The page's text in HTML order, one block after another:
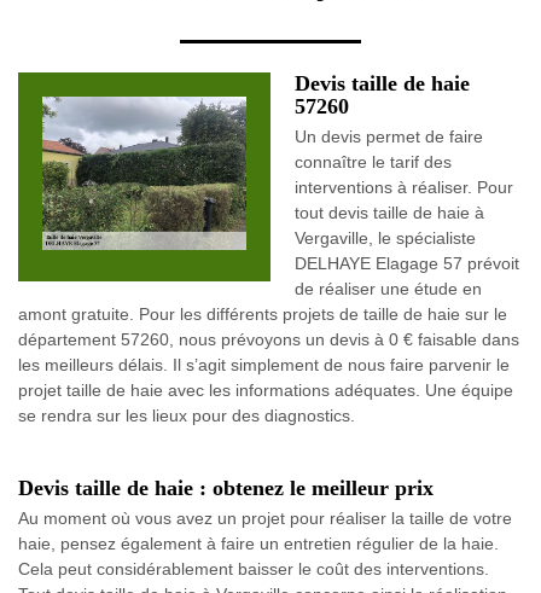
Devis taille de haie
57260
Un devis permet de faire
connaître le tarif des
interventions à réaliser. Pour
tout devis taille de haie à
Vergaville, le spécialiste
DELHAYE Elagage 57 prévoit
de réaliser une étude en
amont gratuite. Pour les différents projets de taille de haie sur le
département 57260, nous prévoyons un devis à 0 € faisable dans
les meilleurs délais. Il s’agit simplement de nous faire parvenir le
projet taille de haie avec les informations adéquates. Une équipe
se rendra sur les lieux pour des diagnostics.
Devis taille de haie : obtenez le meilleur prix
Au moment où vous avez un projet pour réaliser la taille de votre
haie, pensez également à faire un entretien régulier de la haie.
Cela peut considérablement baisser le coût des interventions.